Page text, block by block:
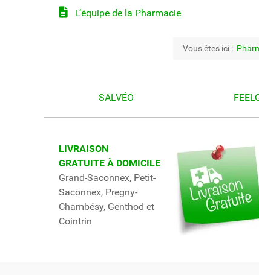
L’équipe de la Pharmacie
Vous êtes ici :
SALVÉO
LIVRAISON
GRATUITE À DOMICILE
Grand-Saconnex, Petit-
Saconnex, Pregny-
Chambésy, Genthod et
Cointrin